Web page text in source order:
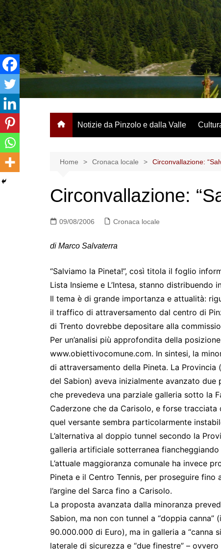
Salta
al
contenuto
Notizie da Pinzolo e dalla Valle
Home Cronaca locale Circonvallazione:
Circonvallazione:
09/08/2006 Cronaca locale
di Marco Salvaterra
“Salviamo la Pineta!”, così titola il foglio
Lista Insieme e L’Intesa, stanno
Il tema è di grande importanza e attualità:
il traffico di attraversamento dal centro di
di Trento dovrebbe depositare alla
Per un’analisi più approfondita della
www.obiettivocomune.com. In sintesi, la
di attraversamento della Pineta. La
del Sabion) aveva inizialmente avanzato
che prevedeva una parziale galleria sotto la
Caderzone che da Carisolo, e forse
quel versante sembra particolarmente
L’alternativa al doppio tunnel secondo la
galleria artificiale sotterranea
L’attuale maggioranza comunale ha invece
Pineta e il Centro Tennis, per proseguire fino
l’argine del Sarca fino a Carisolo.
La proposta avanzata dalla minoranza
Sabion, ma non con tunnel a “doppia
90.000.000 di Euro), ma in galleria a
laterale di sicurezza e “due finestre” –